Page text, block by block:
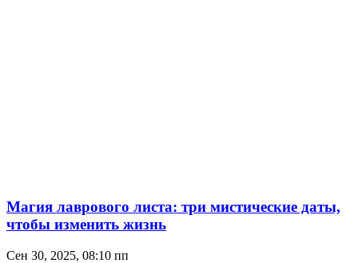
Магия лаврового листа: три мистические даты,
чтобы изменить жизнь
Сен 30, 2025, 08:10 пп